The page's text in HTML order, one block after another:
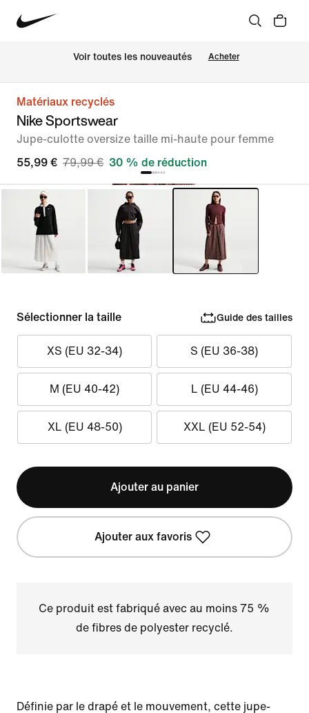
Voir toutes les nouveautés Acheter
Matériaux recyclés
Nike Sportswear
Jupe-culotte oversize taille mi-haute pour femme
55,99 € 79,99 € 30 % de réduction
Sélectionner la taille Guide des tailles
XS (EU 32-34) S (EU 36-38)
M (EU 40-42) L (EU 44-46)
XL (EU 48-50) XXL (EU 52-54)
Ajouter au panier
Ajouter aux favoris
Ce produit est fabriqué avec au moins 75 %
de fibres de polyester recyclé.
Définie par le drapé et le mouvement, cette jupe-